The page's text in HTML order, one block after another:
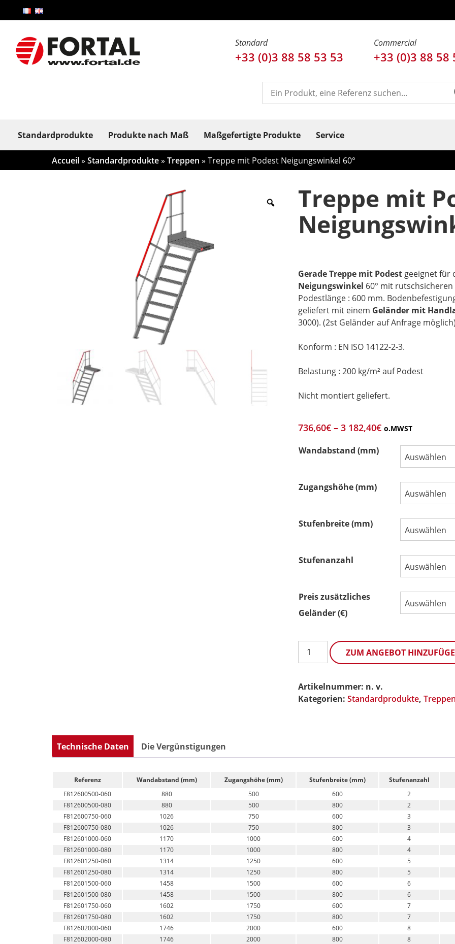
Standard
+33 (0)3 88 58 53 53
Commercial
+33 (0)3 88 58
Standardprodukte Produkte nach Maß Maßgefertigte Produkte Service
Accueil» Standardprodukte» Treppen » Treppe mit Podest Neigungswinkel 60°
Treppe mit
Gerade Treppe mit Podest geeignet für
Neigungswinkel 60° mit
Podestlänge : 600 mm.
geliefert mit einem Geländer mit
3000). (2st Geländer auf Anfrage
Konform : EN ISO 14122-2-3.
Belastung : 200 kg/m² auf Podest
Nicht montiert geliefert.
736,60€ – 3 182,40€ o.MWST
Wandabstand (mm)
Auswählen
Zugangshöhe (mm)
Auswählen
Stufenbreite (mm)
Auswählen
Stufenanzahl
Auswählen
Preis zusätzliches
Geländer (€)
Auswählen
Treppe
mit
Neigungswinkel
60°
Menge
ZUM ANGEBOT
Artikelnummer: n. v.
Kategorien: Standardprodukte,
Technische Daten Die Vergünstigungen
Referenz Wandabstand (mm) Zugangshöhe (mm) Stufenbreite (mm)
Stufenanzahl
F812600500-060
880 500 600
2
F812600500-080
880 500 800
2
F812600750-060
1026 750 600
3
F812600750-080
1026 750 800
3
F812601000-060
1170 1000 600
4
F812601000-080
1170 1000 800
4
F812601250-060
1314 1250 600
5
F812601250-080
1314 1250 800
5
F812601500-060
1458 1500 600
6
F812601500-080
1458 1500 800
6
F812601750-060
1602 1750 600
7
F812601750-080
1602 1750 800
7
F812602000-060
1746 2000 600
8
F812602000-080
1746 2000 800
8